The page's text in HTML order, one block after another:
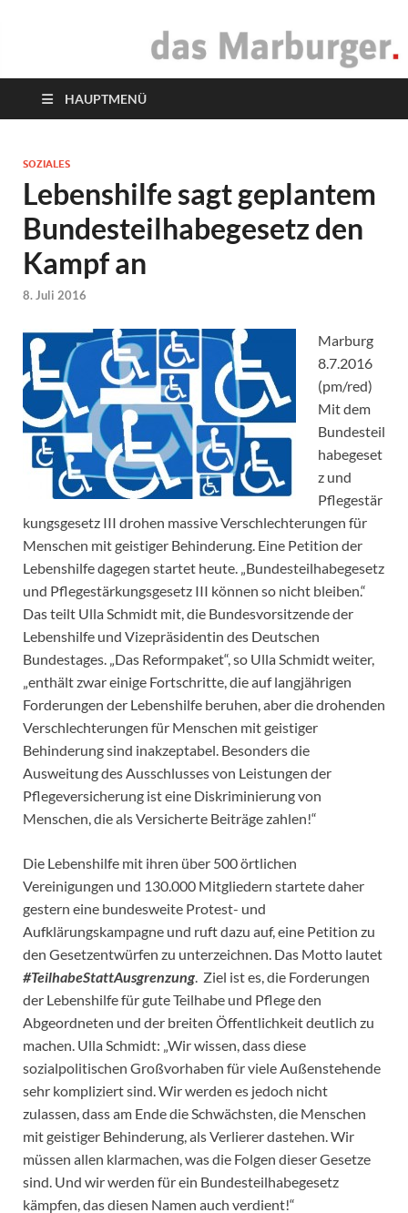
das Marburger.
HAUPTMENÜ
SOZIALES
Lebenshilfe sagt geplantem
Bundesteilhabegesetz den
Kampf an
8. Juli 2016
Marburg
8.7.2016
(pm/red)
Mit dem
Bundesteil
habegeset
z und
Pflegestär
kungsgesetz III drohen massive Verschlechterungen für
Menschen mit geistiger Behinderung. Eine Petition der
Lebenshilfe dagegen startet heute. „Bundesteilhabegesetz
und Pflegestärkungsgesetz III können so nicht bleiben.“
Das teilt Ulla Schmidt mit, die Bundesvorsitzende der
Lebenshilfe und Vizepräsidentin des Deutschen
Bundestages. „Das Reformpaket“, so Ulla Schmidt weiter,
„enthält zwar einige Fortschritte, die auf langjährigen
Forderungen der Lebenshilfe beruhen, aber die drohenden
Verschlechterungen für Menschen mit geistiger
Behinderung sind inakzeptabel. Besonders die
Ausweitung des Ausschlusses von Leistungen der
Pflegeversicherung ist eine Diskriminierung von
Menschen, die als Versicherte Beiträge zahlen!“
Die Lebenshilfe mit ihren über 500 örtlichen
Vereinigungen und 130.000 Mitgliedern startete daher
gestern eine bundesweite Protest- und
Aufklärungskampagne und ruft dazu auf, eine Petition zu
den Gesetzentwürfen zu unterzeichnen. Das Motto lautet
#TeilhabeStattAusgrenzung. Ziel ist es, die Forderungen
der Lebenshilfe für gute Teilhabe und Pflege den
Abgeordneten und der breiten Öffentlichkeit deutlich zu
machen. Ulla Schmidt: „Wir wissen, dass diese
sozialpolitischen Großvorhaben für viele Außenstehende
sehr kompliziert sind. Wir werden es jedoch nicht
zulassen, dass am Ende die Schwächsten, die Menschen
mit geistiger Behinderung, als Verlierer dastehen. Wir
müssen allen klarmachen, was die Folgen dieser Gesetze
sind. Und wir werden für ein Bundesteilhabegesetz
kämpfen, das diesen Namen auch verdient!“